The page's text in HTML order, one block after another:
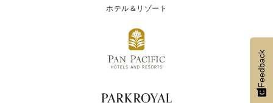
ホテル＆リゾート
Feedback